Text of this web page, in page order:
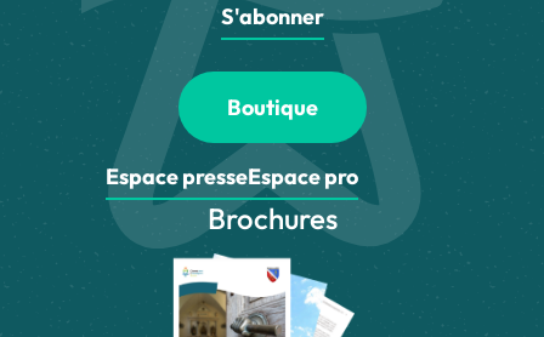
S'abonner
Boutique
Espace presseEspace pro
Brochures